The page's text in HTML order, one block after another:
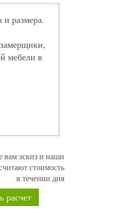
размера.
мебели в
вам эскиз и наши
стоимость
в течении дня
расчет